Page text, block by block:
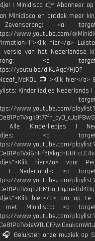
| Minidisco 👉 Abonneer
Minidisco en ontdek meer
<a
www.youtube.com/
hier</a>
versie van het Nederlandse
<a
youtu.be/dIKJAqcYHj0?
📺">Klik hier</a>
Kinderliedjes Nederlands |
www.youtube.com/
Alle Kinderliedjes |
<a
www.youtube.com/
hier</a> voor
| Nederlands: <a
www.youtube.com/
hier</a> om op te
met Minidisco: <a
www.youtube.com/
🎧 Beluister onze muziek op